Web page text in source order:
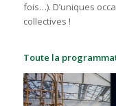
fois…). D’uniques
collectives !
Toute la